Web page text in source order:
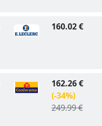
160.02 €
162.26 €
(-34%)
249.99 €